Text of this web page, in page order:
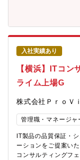
内容：テレマティク
験がある方はより活
ぞれの経験や志向性
なります。
入社実績あり
【横浜】ITコ
ライム上場G
株式会社ＰｒｏＶ
管理職・マネージャ
IT製品の品質保証・
ーションをご提案い
コンサルティングフ